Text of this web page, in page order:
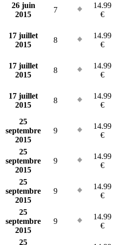
26 juin
2015
7
14.99
€
17 juillet
2015
8
14.99
€
17 juillet
2015
8
14.99
€
17 juillet
2015
8
14.99
€
25
septembre
2015
9
14.99
€
25
septembre
2015
9
14.99
€
25
septembre
2015
9
14.99
€
25
septembre
2015
9
14.99
€
25